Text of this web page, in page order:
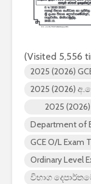
(Visited 5,556
2025 (2026)
2025 (2026)
2025
Department of
GCE O/L Exam
Ordinary Level
විභාග